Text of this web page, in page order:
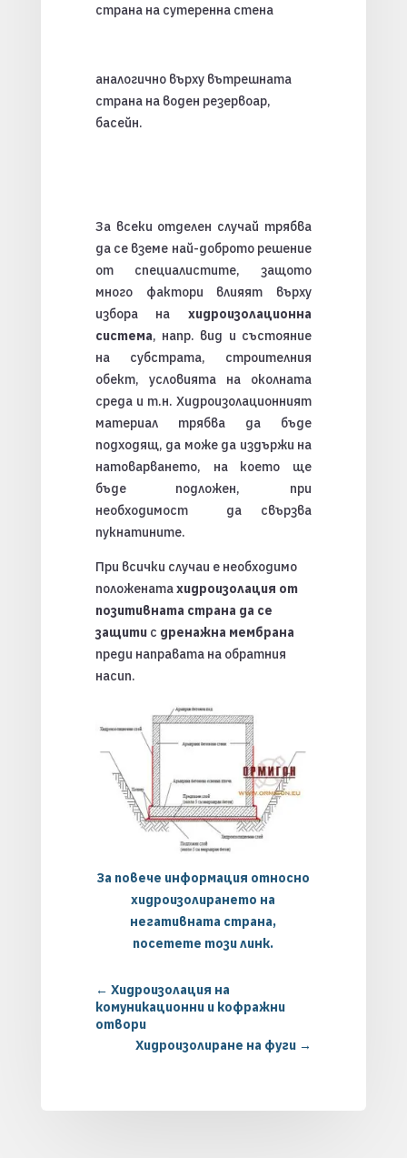
страна на сутеренна стена
аналогично върху вътрешната
страна на воден резервоар,
басейн.
За всеки отделен случай трябва
да се вземе най-доброто решение
от специалистите, защото
много фактори влияят върху
избора нахидроизолационна
система, напр. вид и състояние
на субстрата, строителния
обект, условията на околната
среда и т.н. Хидроизолационният
материал трябва да бъде
подходящ, да може да издържи на
натоварването, на което ще
бъде подложен, при
необходимост да свързва
пукнатините.
При всички случаи е необходимо
положенатахидроизолация от
позитивната страна да се
защити с дренажна мембрана
преди направата на обратния
насип.
За повече информация относно
хидроизолирането на
негативната страна,
посетете този линк.
← Хидроизолация на
комуникационни и кофражни
отвори
Хидроизолиране на фуги →